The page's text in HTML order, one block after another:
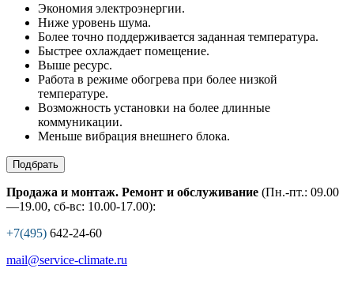
Экономия электроэнергии.
Ниже уровень шума.
Более точно поддерживается заданная температура.
Быстрее охлаждает помещение.
Выше ресурс.
Работа в режиме обогрева при более низкой
температуре.
Возможность установки на более длинные
коммуникации.
Меньше вибрация внешнего блока.
Подбрать
Продажа и монтаж. Ремонт и обслуживание (Пн.-пт.: 09.00
—19.00, сб-вс: 10.00-17.00):
+7(495) 642-24-60
mail@service-climate.ru